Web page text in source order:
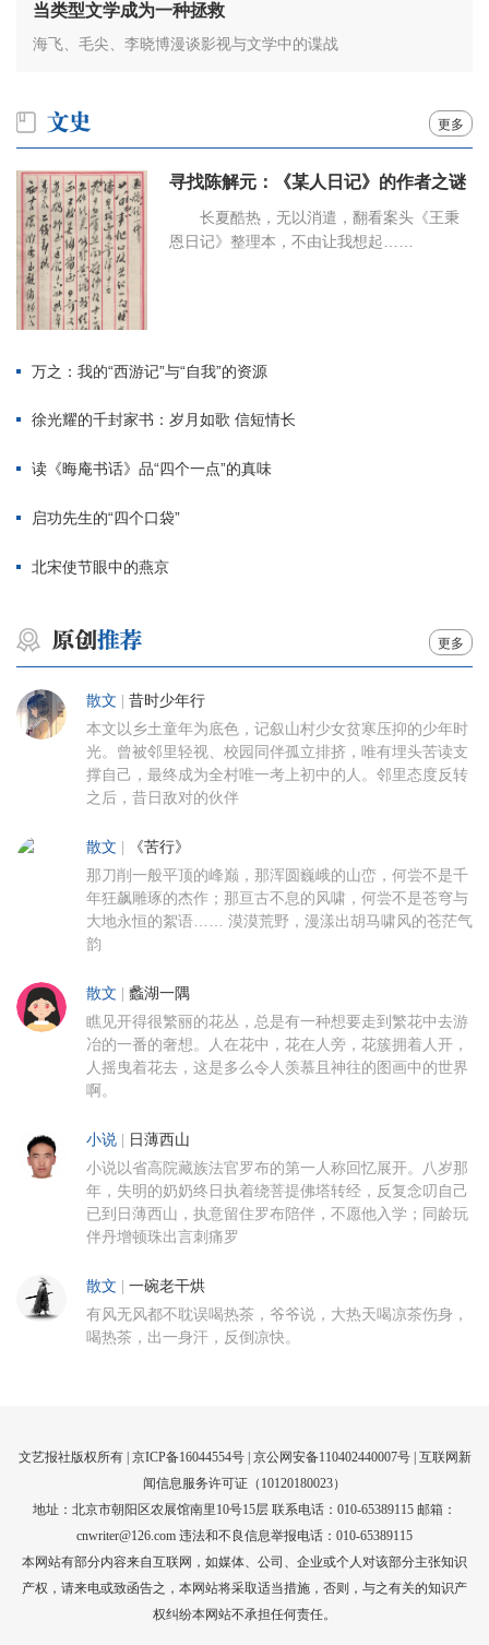
当类型文学成为一种拯救
海飞、毛尖、李晓博漫谈影视与文学中的谍战
更多
寻找陈解元：《某人日记》的作者之谜
长夏酷热，无以消遣，翻看案头《王秉
恩日记》整理本，不由让我想起……
万之：我的“西游记”与“自我”的资源
徐光耀的千封家书：岁月如歌 信短情长
读《晦庵书话》品“四个一点”的真味
启功先生的“四个口袋”
北宋使节眼中的燕京
更多
散文 昔时少年行
本文以乡土童年为底色，记叙山村少女贫寒压抑的少年时
光。曾被邻里轻视、校园同伴孤立排挤，唯有埋头苦读支
撑自己，最终成为全村唯一考上初中的人。邻里态度反转
之后，昔日敌对的伙伴
散文 《苦行》
那刀削一般平顶的峰巅，那浑圆巍峨的山峦，何尝不是千
年狂飙雕琢的杰作；那亘古不息的风啸，何尝不是苍穹与
大地永恒的絮语…… 漠漠荒野，漫漾出胡马啸风的苍茫气
韵
散文 蠡湖一隅
瞧见开得很繁丽的花丛，总是有一种想要走到繁花中去游
冶的一番的奢想。人在花中，花在人旁，花簇拥着人开，
人摇曳着花去，这是多么令人羡慕且神往的图画中的世界
啊。
小说 日薄西山
小说以省高院藏族法官罗布的第一人称回忆展开。八岁那
年，失明的奶奶终日执着绕菩提佛塔转经，反复念叨自己
已到日薄西山，执意留住罗布陪伴，不愿他入学；同龄玩
伴丹增顿珠出言刺痛罗
散文 一碗老干烘
有风无风都不耽误喝热茶，爷爷说，大热天喝凉茶伤身，
喝热茶，出一身汗，反倒凉快。
文艺报社版权所有 | 京ICP备16044554号| 京公网安备110402440007号 | 互联网新
闻信息服务许可证（10120180023）
地址：北京市朝阳区农展馆南里10号15层 联系电话：010-65389115 邮箱：
cnwriter@126.com 违法和不良信息举报电话：010-65389115
本网站有部分内容来自互联网，如媒体、公司、企业或个人对该部分主张知识
产权，请来电或致函告之，本网站将采取适当措施，否则，与之有关的知识产
权纠纷本网站不承担任何责任。